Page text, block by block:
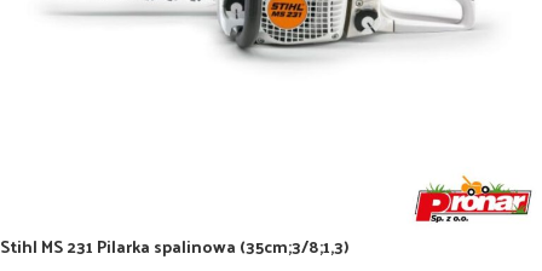
Stihl MS 231 Pilarka spalinowa (35cm;3/8;1,3)